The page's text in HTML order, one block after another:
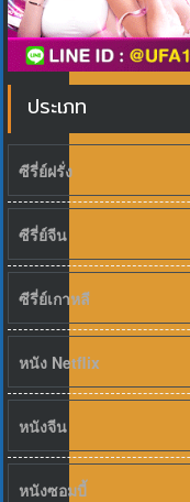
ประเภท
ซีรี่ย์ฝรั่ง
ซีรี่ย์จีน
ซีรี่ย์เกาหลี
หนัง Netflix
หนังจีน
หนังซอมบี้